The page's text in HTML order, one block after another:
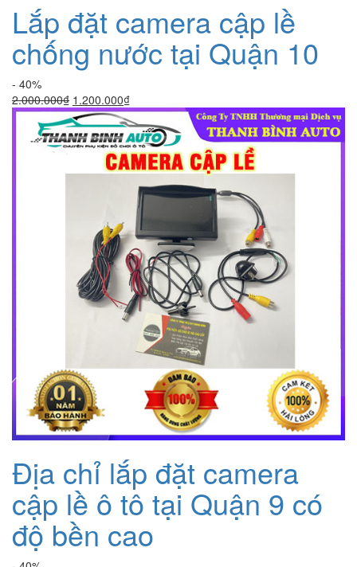
Lắp đặt camera cập lề
chống nước tại Quận 10
- 40%
2.000.000₫ Giá
gốc
là:
2.000.000₫.
1.200.000₫Giá
hiện
tại
là:
1.200.000₫.
Địa chỉ lắp đặt camera
cập lề ô tô tại Quận 9 có
độ bền cao